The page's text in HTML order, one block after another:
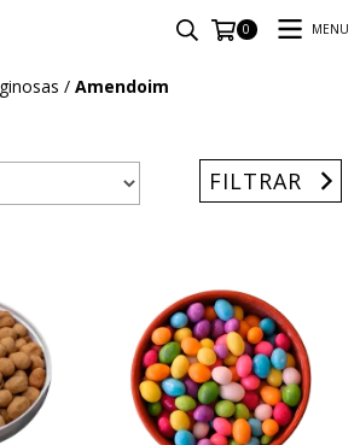
0 MENU
/ Amendoim
FILTRAR